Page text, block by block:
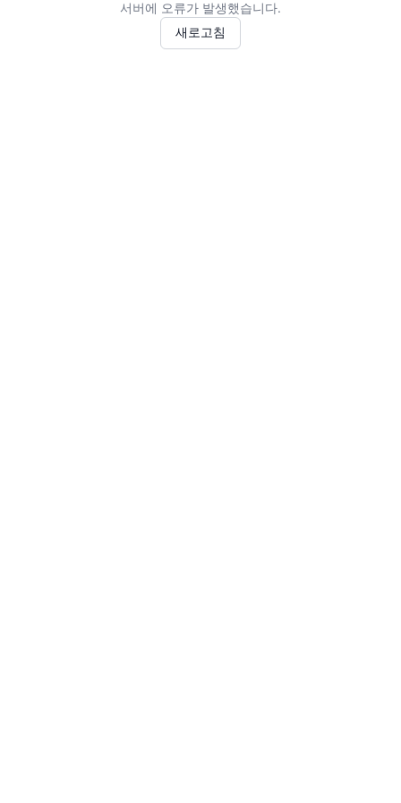
서버에 오류가 발생했습니다.
새로고침